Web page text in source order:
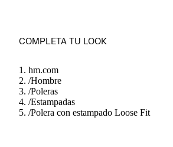
COMPLETA TU LOOK
hm.com
/Hombre
/Poleras
/Estampadas
/Polera con estampado Loose Fit